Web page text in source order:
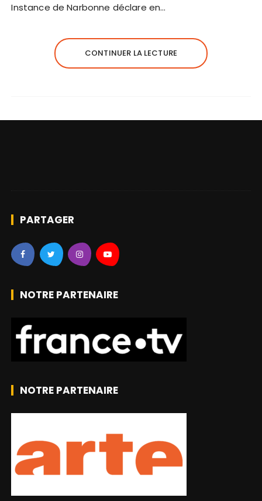
Instance de Narbonne déclare en…
CONTINUER LA LECTURE
PARTAGER
NOTRE PARTENAIRE
NOTRE PARTENAIRE